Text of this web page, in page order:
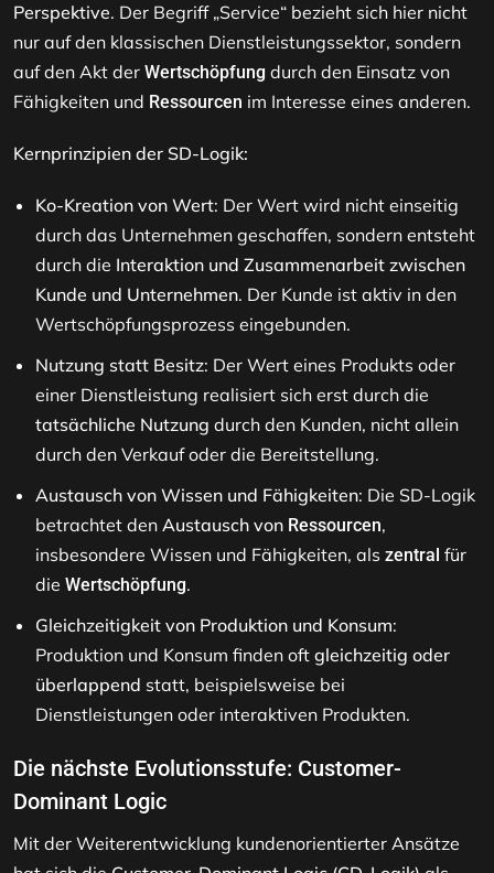
Perspektive. Der Begriff „Service“ bezieht sich hier nicht
nur auf den klassischen Dienstleistungssektor, sondern
auf den Akt der Wertschöpfung durch den Einsatz von
Fähigkeiten und Ressourcen im Interesse eines anderen.
Kernprinzipien der SD-Logik:
Ko-Kreation von Wert: Der Wert wird nicht einseitig
durch das Unternehmen geschaffen, sondern entsteht
durch die Interaktion und Zusammenarbeit zwischen
Kunde und Unternehmen. Der Kunde ist aktiv in den
Wertschöpfungsprozess eingebunden.
Nutzung statt Besitz: Der Wert eines Produkts oder
einer Dienstleistung realisiert sich erst durch die
tatsächliche Nutzung durch den Kunden, nicht allein
durch den Verkauf oder die Bereitstellung.
Austausch von Wissen und Fähigkeiten: Die SD-Logik
betrachtet den Austausch von Ressourcen,
insbesondere Wissen und Fähigkeiten, als zentral für
die Wertschöpfung.
Gleichzeitigkeit von Produktion und Konsum:
Produktion und Konsum finden oft gleichzeitig oder
überlappend statt, beispielsweise bei
Dienstleistungen oder interaktiven Produkten.
Die nächste Evolutionsstufe: Customer-
Dominant Logic
Mit der Weiterentwicklung kundenorientierter Ansätze